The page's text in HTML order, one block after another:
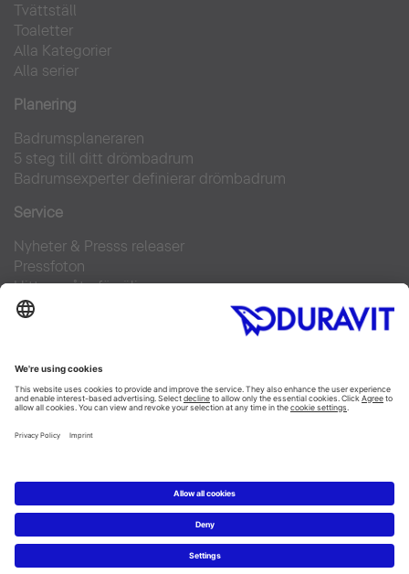
Tvättställ
Toaletter
Alla Kategorier
Alla serier
Planering
Badrumsplaneraren
5 steg till ditt drömbadrum
Badrumsexperter definierar drömbadrum
Service
Nyheter & Presss releaser
Pressfoton
Hitta en återförsäljare
FAQs
Facebook
Instagram
Pinterest
Flickr
Linked In
Copyright © 2026 Duravit AG
Integrity and Compliance
Integritetsmeddelande|Cookie settings